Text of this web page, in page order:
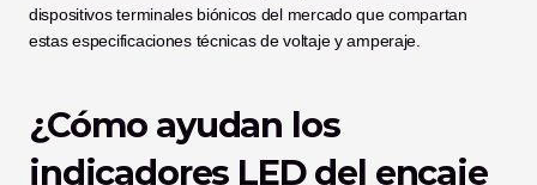
dispositivos terminales biónicos del mercado que compartan
estas especificaciones técnicas de voltaje y amperaje.
¿Cómo ayudan los
indicadores LED del encaje